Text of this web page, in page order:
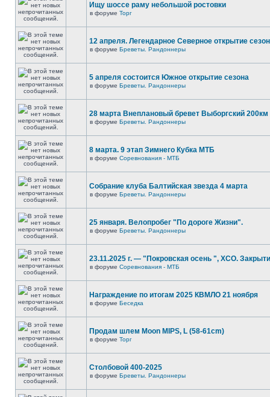
Ищу шоссе раму небольшой ростовки
в форуме Торг
12 апреля. Легендарное Северное открытие
в форуме Бреветы. Рандоннеры
5 апреля состоится Южное открытие сезона
в форуме Бреветы. Рандоннеры
28 марта Внеплановый бревет Выборгский 200км
в форуме Бреветы. Рандоннеры
8 марта. 9 этап Зимнего Кубка МТБ
в форуме Соревнования - МТБ
Собрание клуба Балтийская звезда 4 марта
в форуме Бреветы. Рандоннеры
25 января. Велопробег "По дороге Жизни".
в форуме Бреветы. Рандоннеры
23.11.2025 г. — "Покровская осень ", XCO.
в форуме Соревнования - МТБ
Награждение по итогам 2025 КВМЛО 21 ноября
в форуме Беседка
Продам шлем Moon MIPS, L (58-61cm)
в форуме Торг
Столбовой 400-2025
в форуме Бреветы. Рандоннеры